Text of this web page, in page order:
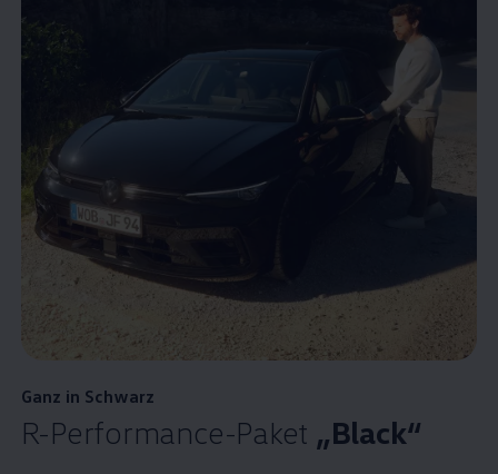
Ganz in Schwarz
R-Performance-Paket „Black“